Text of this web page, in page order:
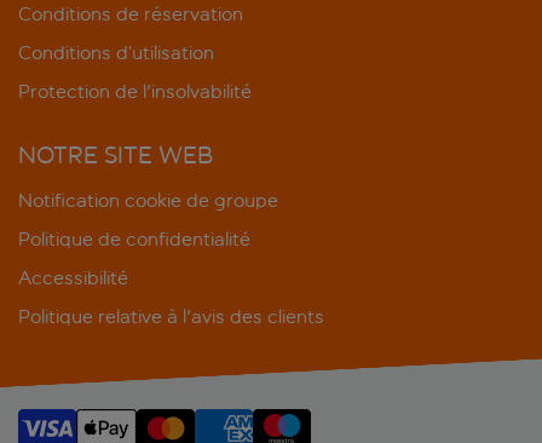
Conditions de réservation
Conditions d’utilisation
Protection de l'insolvabilité
NOTRE SITE WEB
Notification cookie de groupe
Politique de confidentialité
Accessibilité
Politique relative à l'avis des clients